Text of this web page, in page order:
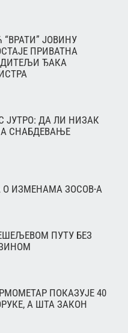
ЈОВИНУ
ПРИВАТНА
ЂАКА
ЈУТРО: ДА ЛИ НИЗАК
СНАБДЕВАЊЕ
ИЗМЕНАМА ЗОСОВ-А
ПУТУ БЕЗ
ПОКАЗУЈЕ 40
А ШТА ЗАКОН